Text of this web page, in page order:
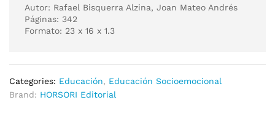
Autor: Rafael Bisquerra Alzina, Joan Mateo Andrés
Páginas: 342
Formato: 23 x 16 x 1.3
Categories: Educación, Educación Socioemocional
Brand: HORSORI Editorial